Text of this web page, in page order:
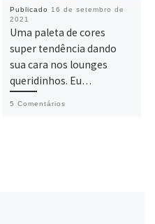
Publicado 16 de setembro de
2021
Uma paleta de cores
super tendência dando
sua cara nos lounges
queridinhos. Eu…
5 Comentários